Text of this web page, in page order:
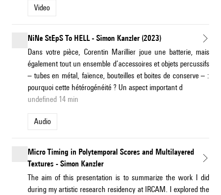
Video
NiNe StEpS To HELL - Simon Kanzler (2023)
Dans votre pièce, Corentin Marillier joue une batterie, mais
également tout un ensemble d’accessoires et objets percussifs
– tubes en métal, faïence, bouteilles et boites de conserve – :
pourquoi cette hétérogénéité ? Un aspect important d
undefined 14 min
Audio
Micro Timing in Polytemporal Scores and Multilayered
Textures - Simon Kanzler
The aim of this presentation is to summarize the work I did
during my artistic research residency at IRCAM. I explored the